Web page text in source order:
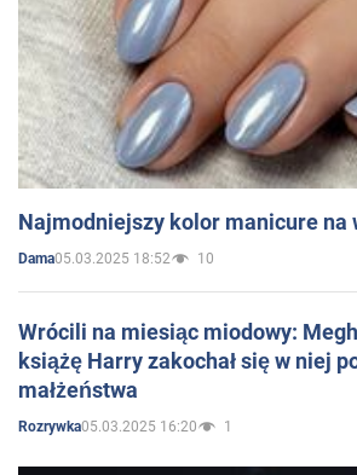
Najmodniejszy kolor manicure na
Dama05.03.2025 18:52 10
Wrócili na miesiąc miodowy:
książę Harry zakochał się w niej
małżeństwa
Rozrywka05.03.2025 16:20 1